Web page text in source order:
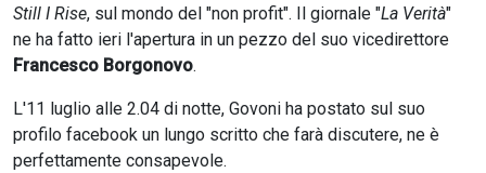
Still I Rise, sul mondo del "non profit". Il giornale "La Verità"
ne ha fatto ieri l'apertura in un pezzo del suo vicedirettore
Francesco Borgonovo.
L'11 luglio alle 2.04 di notte, Govoni ha postato sul suo
profilo facebook un lungo scritto che farà discutere, ne è
perfettamente consapevole.